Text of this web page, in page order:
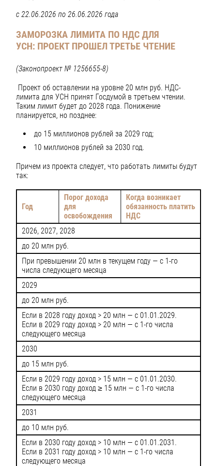
с 22.06.2026 по 26.06.2026 года
ЗАМОРОЗКА ЛИМИТА ПО НДС ДЛЯ
УСН: ПРОЕКТ ПРОШЕЛ ТРЕТЬЕ ЧТЕНИЕ
(Законопроект № 1256655-8)
Проект об оставлении на уровне 20 млн руб. НДС-
лимита для УСН принят Госдумой в третьем чтении.
Таким лимит будет до 2028 года. Понижение
планируется, но позднее:
до 15 миллионов рублей за 2029 год;
10 миллионов рублей за 2030 год.
Причем из проекта следует, что работать лимиты будут
так:
Год
Порог дохода
для
освобождения
Когда возникает
обязанность платить
НДС
2026, 2027, 2028
до 20 млн руб.
При превышении 20 млн в текущем году — с 1-го
числа следующего месяца
2029
до 20 млн руб.
Если в 2028 году доход > 20 млн — с 01.01.2029.
Если в 2029 году доход > 20 млн — с 1-го числа
следующего месяца
2030
до 15 млн руб.
Если в 2029 году доход > 15 млн — с 01.01.2030.
Если в 2030 году доход ≥ 15 млн — с 1-го числа
следующего месяца
2031
до 10 млн руб.
Если в 2030 году доход > 10 млн — с 01.01.2031.
Если в 2031 году доход > 10 млн — с 1-го числа
следующего месяца